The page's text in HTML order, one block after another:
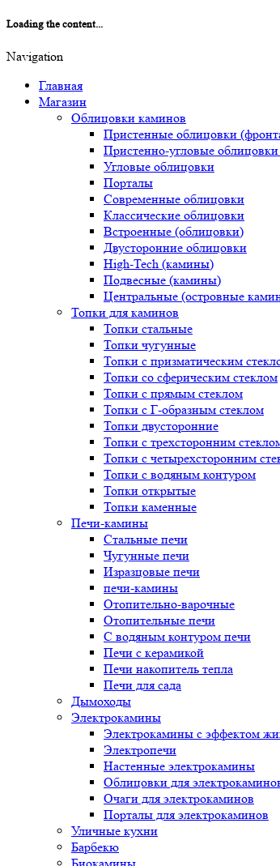
Loading the content...
Navigation
Главная
Магазин
Облицовки каминов
Пристенные облицовки
Пристенно-угловые
Угловые облицовки
Порталы
Современные облицовки
Классические облицовки
Встроенные (облицовки)
Двусторонние облицовки
High-Tech (камины)
Подвесные (камины)
Центральные (островные
Топки для каминов
Топки стальные
Топки чугунные
Топки с призматическим
Топки со сферическим стеклом
Топки с прямым стеклом
Топки с Г-образным стеклом
Топки двусторонние
Топки с трехсторонним
Топки с четырехсторонним
Топки с водяным контуром
Топки открытые
Топки каменные
Печи-камины
Стальные печи
Чугунные печи
Изразцовые печи
печи-камины
Отопительно-варочные
Отопительные печи
С водяным контуром печи
Печи с керамикой
Печи накопитель тепла
Печи для сада
Дымоходы
Электрокамины
Электрокамины с эффектом
Электропечи
Настенные электрокамины
Облицовки для
Очаги для электрокаминов
Порталы для электрокаминов
Уличные кухни
Барбекю